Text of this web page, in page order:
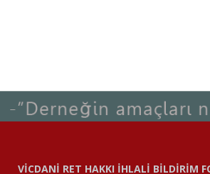
VİCDANİ RET HAKKI İHLALİ BİLDİRİM